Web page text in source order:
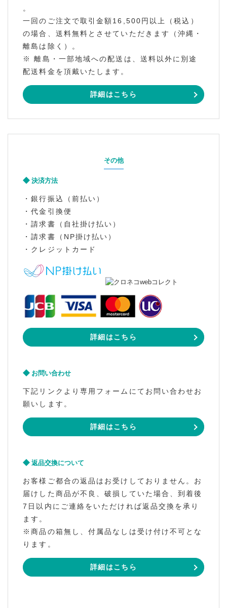
。
一回のご注文で取引金額16,500円以上（税込）
の場合、送料無料とさせていただきます（沖縄・
離島は除く）。
※ 離島・一部地域への配送は、送料以外に別途
配送料金を頂戴いたします。
詳細はこちら
その他
決済方法
・銀行振込（前払い）
・代金引換便
・請求書（自社掛け払い）
・請求書（NP掛け払い）
・クレジットカード
詳細はこちら
お問い合わせ
下記リンクより専用フォームにてお問い合わせお
願いします。
詳細はこちら
返品交換について
お客様ご都合の返品はお受けしておりません。お
届けした商品が不良、破損していた場合、到着後
7日以内にご連絡をいただければ返品交換を承り
ます。
※商品の箱無し、付属品なしは受け付け不可とな
ります。
詳細はこちら